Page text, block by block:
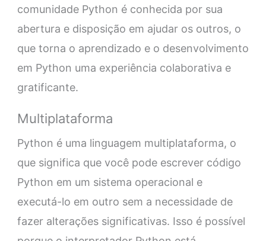
comunidade Python é conhecida por sua
abertura e disposição em ajudar os outros, o
que torna o aprendizado e o desenvolvimento
em Python uma experiência colaborativa e
gratificante.
Multiplataforma
Python é uma linguagem multiplataforma, o
que significa que você pode escrever código
Python em um sistema operacional e
executá-lo em outro sem a necessidade de
fazer alterações significativas. Isso é possível